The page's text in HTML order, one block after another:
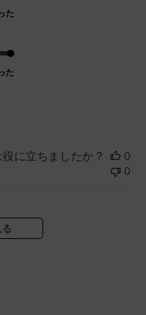
た
た
に立ちましたか？
0
0